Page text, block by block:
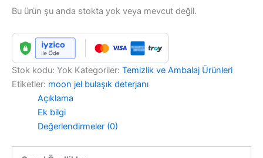
Bu ürün şu anda stokta yok veya mevcut değil.
Stok kodu: Yok Kategoriler: Temizlik ve Ambalaj Ürünleri
Etiketler: moon jel bulaşık deterjanı
Açıklama
Ek bilgi
Değerlendirmeler (0)
seçilebilir
seçilebilir
seçilebilir
seçilebilir